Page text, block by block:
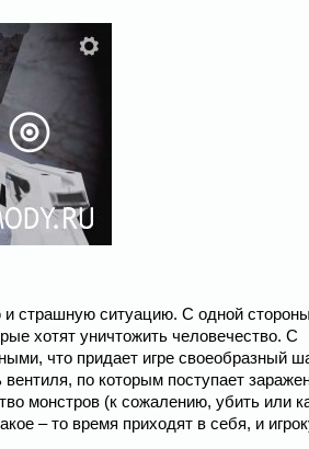
страшную ситуацию. С одной
хотят уничтожить человечество. С
что придает игре своеобразный
по которым поступает
монстров (к сожалению, убить или
– то время приходят в себя, и